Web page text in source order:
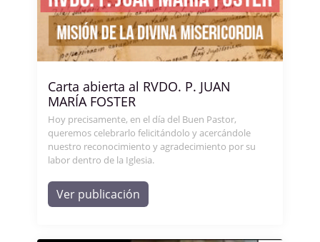
Carta abierta al RVDO. P. JUAN
MARÍA FOSTER
Hoy precisamente, en el día del Buen Pastor,
queremos celebrarlo felicitándolo y acercándole
nuestro reconocimiento y agradecimiento por su
labor dentro de la Iglesia.
Ver publicación